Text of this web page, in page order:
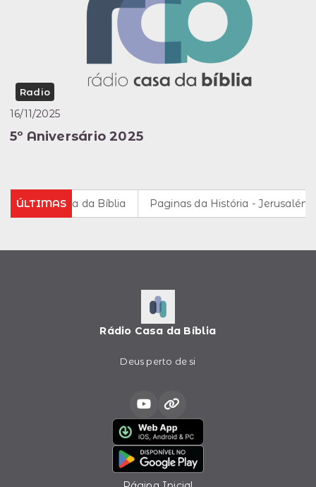
Radio
16/11/2025
5º Aniversário 2025
ÚLTIMAS
da Casa da Bíblia Paginas da História - Jerusalém
Rádio Casa da Bíblia
Deus perto de si